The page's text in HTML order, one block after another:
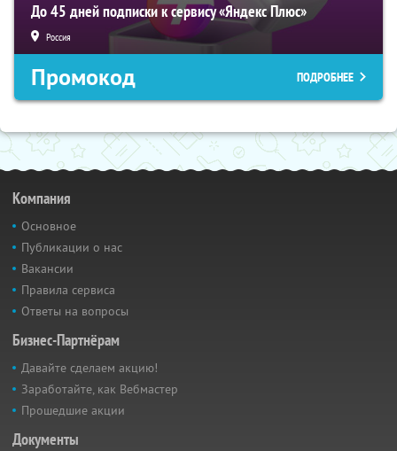
До 45 дней подписки к сервису «Яндекс Плюс»
Россия
Промокод ПОДРОБНЕЕ
Компания
Основное
Публикации о нас
Вакансии
Правила сервиса
Ответы на вопросы
Бизнес-Партнёрам
Давайте сделаем акцию!
Заработайте, как Вебмастер
Прошедшие акции
Документы